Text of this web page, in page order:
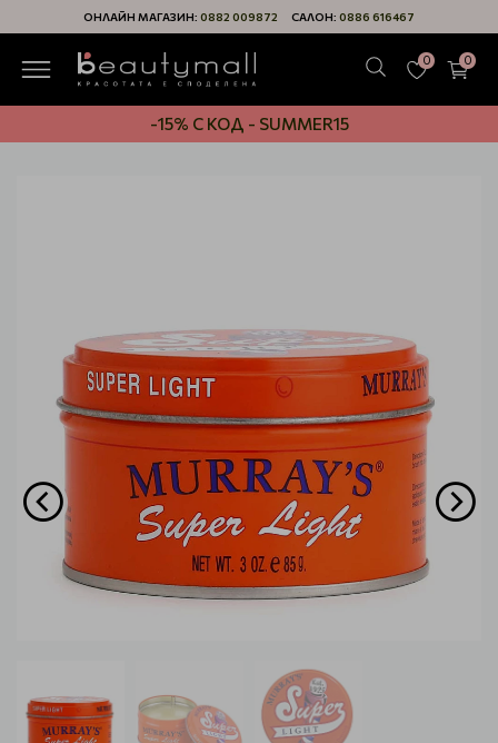
ОНЛАЙН МАГАЗИН: 0882 009872 САЛОН: 0886 616467
0 0
-15% С КОД - SUMMER15